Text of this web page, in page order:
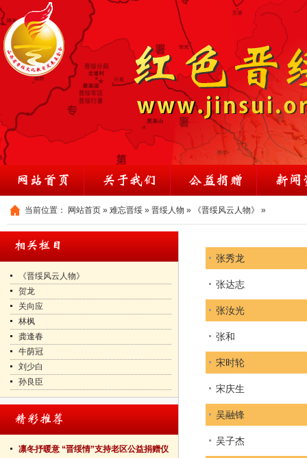
当前位置： 网站首页 » 难忘晋绥 » 晋绥人物 » 《晋绥风云人物》 »
《晋绥风云人物》
贺龙
关向应
林枫
龚逢春
牛荫冠
刘少白
孙良臣
凛冬抒暖意 “晋绥情”支持老区公益捐赠仪
张秀龙
张达志
张汝光
张和
宋时轮
宋庆生
吴融锋
吴子杰